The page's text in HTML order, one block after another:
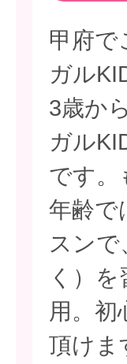
甲府で
ガル
3歳か
ガル
です。
年齢で
スンで
く）
用。初
頂けま